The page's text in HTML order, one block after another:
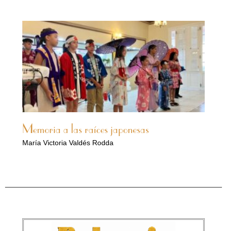
Memoria a las raíces japonesas
María Victoria Valdés Rodda